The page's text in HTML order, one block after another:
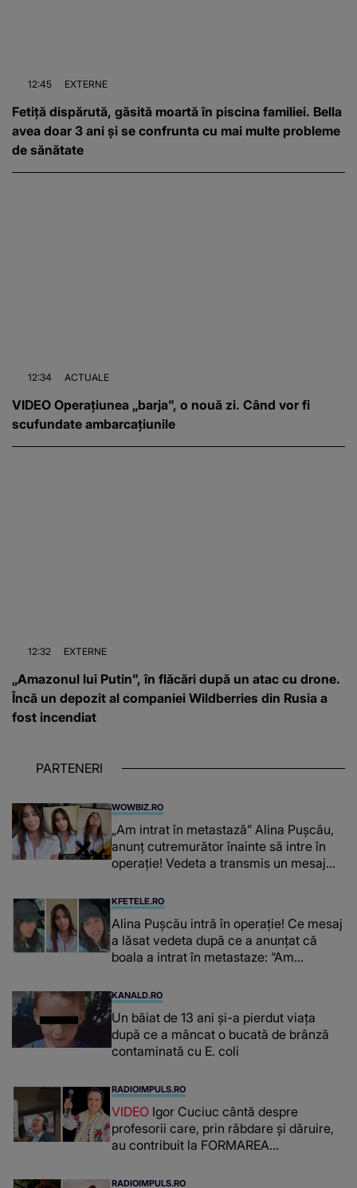
12:45 EXTERNE
Fetiță dispărută, găsită moartă în piscina familiei. Bella
avea doar 3 ani și se confrunta cu mai multe probleme
de sănătate
12:34 ACTUALE
VIDEO Operațiunea „barja”, o nouă zi. Când vor fi
scufundate ambarcațiunile
12:32 EXTERNE
„Amazonul lui Putin”, în flăcări după un atac cu drone.
Încă un depozit al companiei Wildberries din Rusia a
fost incendiat
PARTENERI
WOWBIZ.RO
„Am intrat în metastază” Alina Pușcău,
anunț cutremurător înainte să intre în
operație! Vedeta a transmis un mesaj
KFETELE.RO
Alina Pușcău intră în operație! Ce mesaj
a lăsat vedeta după ce a anunțat că
boala a intrat în metastaze: “Am
KANALD.RO
Un băiat de 13 ani și-a pierdut viața
după ce a mâncat o bucată de brânză
contaminată cu E. coli
RADIOIMPULS.RO
VIDEO Igor Cuciuc cântă despre
profesorii care, prin răbdare și dăruire,
au contribuit la FORMAREA
despre dascălii care lasă amprente
RADIOIMPULS.RO